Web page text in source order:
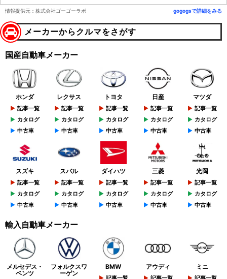
情報提供元：株式会社ゴーゴーラボ gogogsで詳細をみる
メーカーからクルマをさがす
国産自動車メーカー
ホンダ
記事一覧
カタログ
中古車
レクサス
記事一覧
カタログ
中古車
トヨタ
記事一覧
カタログ
中古車
日産
記事一覧
カタログ
中古車
マツダ
記事一覧
カタログ
中古車
スズキ
記事一覧
カタログ
中古車
スバル
記事一覧
カタログ
中古車
ダイハツ
記事一覧
カタログ
中古車
三菱
記事一覧
カタログ
中古車
光岡
記事一覧
カタログ
中古車
輸入自動車メーカー
メルセデス・
ベンツ
フォルクスワ
ーゲン
BMW アウディ ミニ